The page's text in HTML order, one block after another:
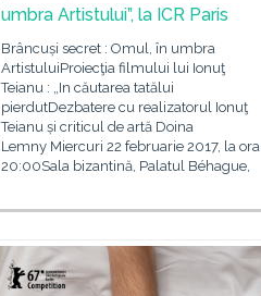
umbra Artistului”, la ICR Paris
Brâncuși secret : Omul, în umbra
ArtistuluiProiecţia filmului lui Ionuţ
Teianu : „In căutarea tatălui
pierdutDezbatere cu realizatorul Ionuţ
Teianu și criticul de artă Doina
Lemny Miercuri 22 februarie 2017, la ora
20:00Sala bizantină, Palatul Béhague,